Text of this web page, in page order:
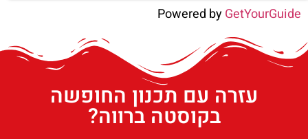
Powered byGetYourGuide
עזרה עם תכנון החופשה
בקוסטה ברווה?